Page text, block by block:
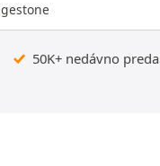
50K+ nedávno